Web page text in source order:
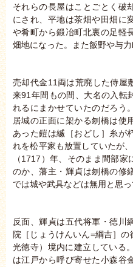
それらの長屋はことごとく破
にされ、平地は茶畑や田畑に
や肴町から鍛冶町北裏の足軽
畑地になった。また飯野や与
売却代金11両は荒廃した侍屋
来91年間もの間、大名の入転
れるにまかせていたのだろう
居城の正面に架かる刎橋は使
あった鎧は縅［おどし］糸が
れを松平家も放置していたが
（1717）年、そのまま間部
のか、藩主・輝貞は刎橋の修
では城や武具などは無用と思っ
反面、輝貞は五代将軍・徳川
院［じょうけんいん=綱吉］
光徳寺）境内に建立している
は江戸から呼び寄せた小森谷